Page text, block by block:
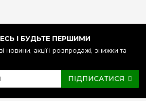
І БУДЬТЕ ПЕРШИМИ
новини, акції і розпродажі, знижки та
ПІДПИСАТИСЯ